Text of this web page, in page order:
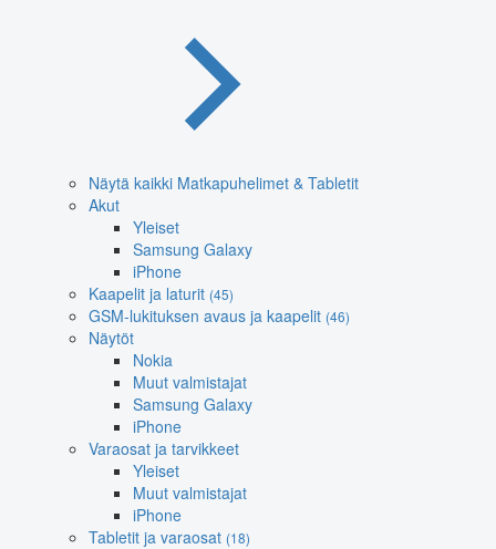
Näytä kaikki Matkapuhelimet & Tabletit
Akut
Yleiset
Samsung Galaxy
iPhone
Kaapelit ja laturit (45)
GSM-lukituksen avaus ja kaapelit (46)
Näytöt
Nokia
Muut valmistajat
Samsung Galaxy
iPhone
Varaosat ja tarvikkeet
Yleiset
Muut valmistajat
iPhone
Tabletit ja varaosat (18)